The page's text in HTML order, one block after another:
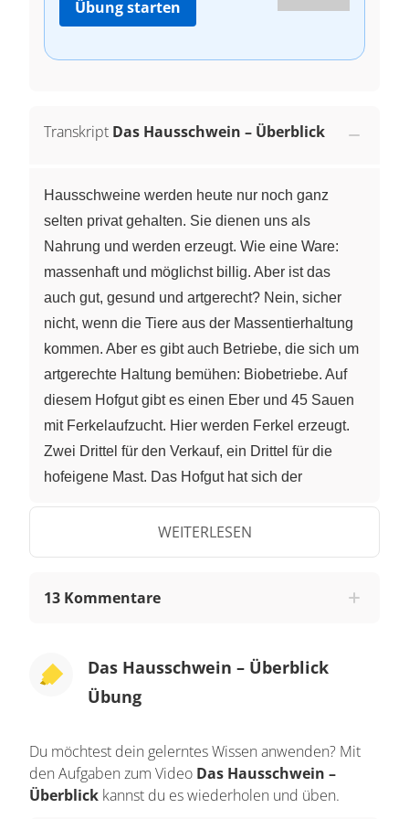
Übung starten
Transkript Das Hausschwein – Überblick
Hausschweine werden heute nur noch ganz
selten privat gehalten. Sie dienen uns als
Nahrung und werden erzeugt. Wie eine Ware:
massenhaft und möglichst billig. Aber ist das
auch gut, gesund und artgerecht? Nein, sicher
nicht, wenn die Tiere aus der Massentierhaltung
kommen. Aber es gibt auch Betriebe, die sich um
artgerechte Haltung bemühen: Biobetriebe. Auf
diesem Hofgut gibt es einen Eber und 45 Sauen
mit Ferkelaufzucht. Hier werden Ferkel erzeugt.
Zwei Drittel für den Verkauf, ein Drittel für die
hofeigene Mast. Das Hofgut hat sich der
Tiere verpflichtet und achtet auf artgerechte
Haltung. Dazu gehört, dass die Sauen in
Einstreu von Stroh zu finden. Es gibt Innen- und
aufsuchen können. Gefüttert werden sie mit
Raufutter für die Sättigung. Sie fressen Heu und
Silage und auch Möhren zusätzlich zum
gesunde Tiere. Dazu tragen auch die vielen
Scheuerbürsten bei, die gerne genutzt werden.
WEITERLESEN
13 Kommentare
Das Hausschwein – Überblick
Übung
Du möchtest dein gelerntes Wissen anwenden? Mit
den Aufgaben zum Video Das Hausschwein –
Überblick kannst du es wiederholen und üben.